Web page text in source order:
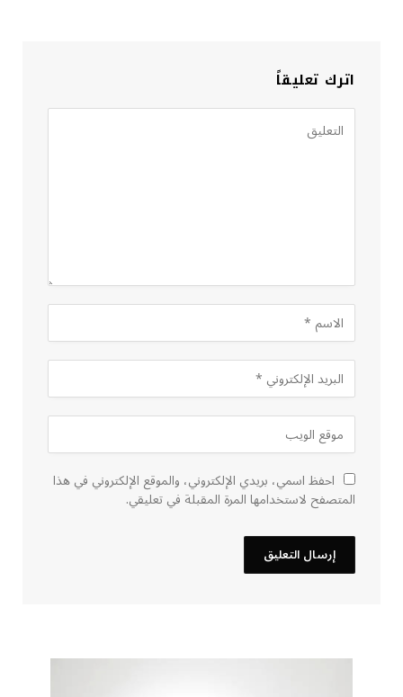
اترك تعليقاً
احفظ اسمي، بريدي الإلكتروني، والموقع الإلكتروني في هذا
المتصفح لاستخدامها المرة المقبلة في تعليقي.